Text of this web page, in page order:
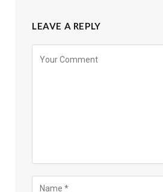
LEAVE A REPLY